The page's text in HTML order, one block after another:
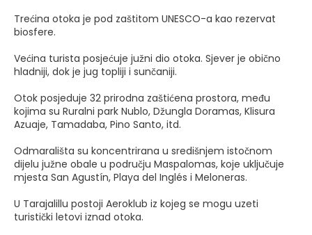
Trećina otoka je pod zaštitom UNESCO-a kao rezervat
biosfere.
Većina turista posjećuje južni dio otoka. Sjever je obično
hladniji, dok je jug topliji i sunčaniji.
Otok posjeduje 32 prirodna zaštićena prostora, među
kojima su Ruralni park Nublo, Džungla Doramas, Klisura
Azuaje, Tamadaba, Pino Santo, itd.
Odmarališta su koncentrirana u središnjem istočnom
dijelu južne obale u području Maspalomas, koje uključuje
mjesta San Agustín, Playa del Inglés i Meloneras.
U Tarajalillu postoji Aeroklub iz kojeg se mogu uzeti
turistički letovi iznad otoka.